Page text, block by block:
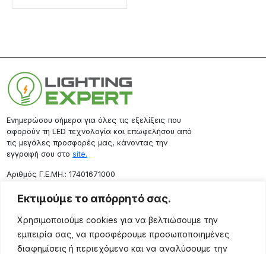
Εκτιμούμε το απόρρητό σας.
Χρησιμοποιούμε cookies για να βελτιώσουμε την
εμπειρία σας, να προσφέρουμε προσωποποιημένες
διαφημίσεις ή περιεχόμενο και να αναλύσουμε την
Ενημερώσου σήμερα για όλες τις εξελίξεις που
αφορούν τη LED τεχνολογία και επωφελήσου από
τις μεγάλες προσφορές μας, κάνοντας την
εγγραφή σου στο site.
Aριθμός Γ.Ε.ΜΗ.: 17401671000
Επικοινωνία
Ρόδου 133, Αθήνα 10443
(+30) 211 725 5427
sales@lightingexpert.gr